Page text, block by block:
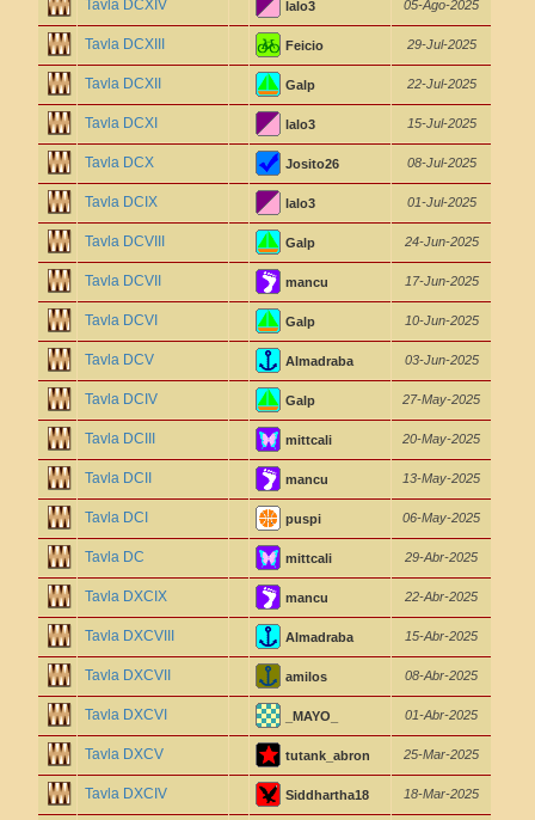
Tavla DCXIV lalo3 05-Ago-2025
Tavla DCXIII Feicio 29-Jul-2025
Tavla DCXII Galp 22-Jul-2025
Tavla DCXI lalo3 15-Jul-2025
Tavla DCX Josito26 08-Jul-2025
Tavla DCIX lalo3 01-Jul-2025
Tavla DCVIII Galp 24-Jun-2025
Tavla DCVII mancu 17-Jun-2025
Tavla DCVI Galp 10-Jun-2025
Tavla DCV Almadraba 03-Jun-2025
Tavla DCIV Galp 27-May-2025
Tavla DCIII mittcali 20-May-2025
Tavla DCII mancu 13-May-2025
Tavla DCI puspi 06-May-2025
Tavla DC mittcali 29-Abr-2025
Tavla DXCIX mancu 22-Abr-2025
Tavla DXCVIII Almadraba 15-Abr-2025
Tavla DXCVII amilos 08-Abr-2025
Tavla DXCVI _MAYO_ 01-Abr-2025
Tavla DXCV tutank_abron 25-Mar-2025
Tavla DXCIV Siddhartha18 18-Mar-2025